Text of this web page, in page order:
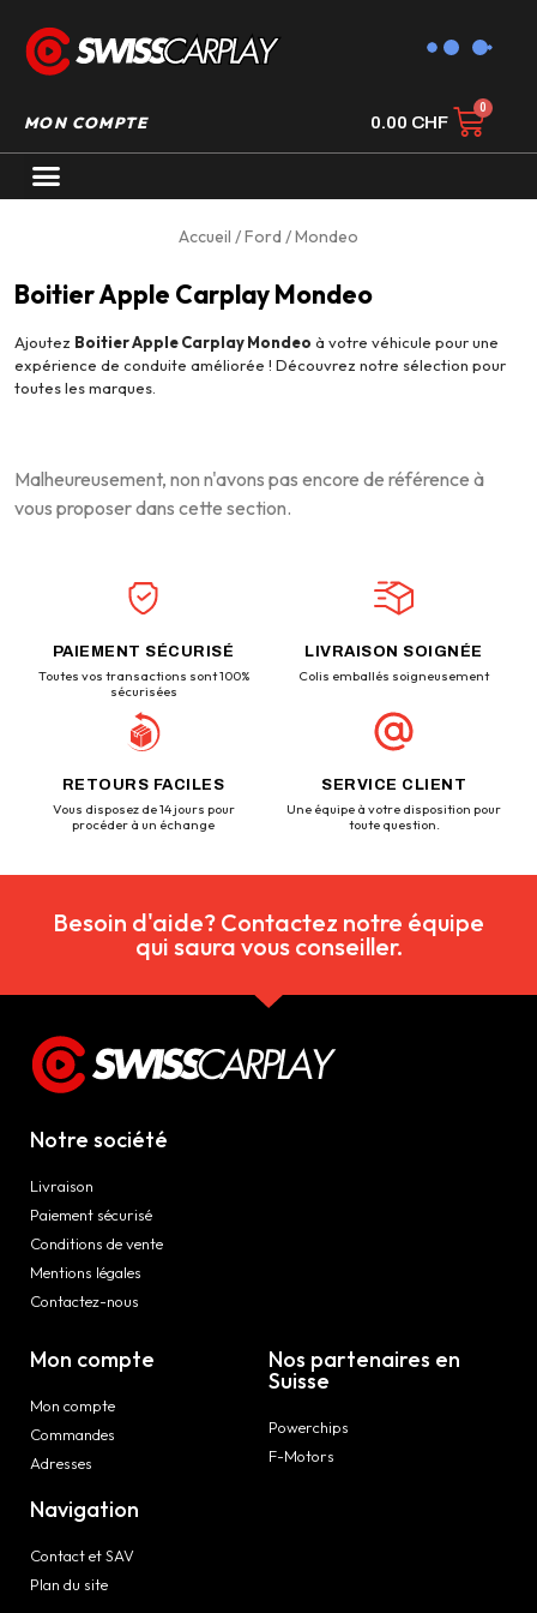
MON COMPTE 0.00 CHF
Accueil /Ford / Mondeo
Boitier Apple Carplay Mondeo
Ajoutez Boitier Apple Carplay Mondeo à votre véhicule pour une
expérience de conduite améliorée ! Découvrez notre sélection pour
toutes les marques.
Malheureusement, non n'avons pas encore de référence à
vous proposer dans cette section.
PAIEMENT SÉCURISÉ
Toutes vos transactions sont 100%
sécurisées
LIVRAISON SOIGNÉE
Colis emballés soigneusement
RETOURS FACILES
Vous disposez de 14 jours pour
procéder à un échange
SERVICE CLIENT
Une équipe à votre disposition pour
toute question.
Besoin d'aide? Contactez notre équipe
qui saura vous conseiller.
Notre société
Livraison
Paiement sécurisé
Conditions de vente
Mentions légales
Contactez-nous
Mon compte
Mon compte
Commandes
Adresses
Navigation
Contact et SAV
Plan du site
Nos partenaires en
Suisse
Powerchips
F-Motors